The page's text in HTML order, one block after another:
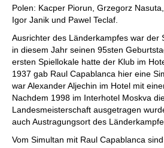
Polen: Kacper Piorun, Grzegorz
Igor Janik und Pawel Teclaf.
Ausrichter des Länderkampfes war der
in diesem Jahr seinen 95sten
ersten Spiellokale hatte der Klub im
1937 gab Raul Capablanca hier eine
war Alexander Aljechin im Hotel mit
Nachdem 1998 im Interhotel Moskva
Landesmeisterschaft ausgetragen
auch Austragungsort des
Vom Simultan mit Raul Capablanca